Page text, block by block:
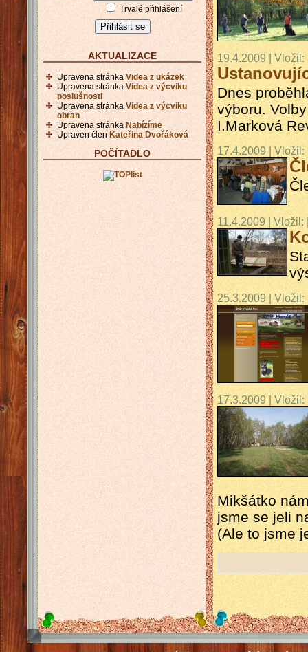
19.4.2009 | Vložil:
Dnes
výboru.
I.Marková
17.4.2009 | Vložil:
11.4.2009 | Vložil:
25.3.2009 | Vložil:
17.3.2009 | Vložil:
Mikšátko
jsme se jeli
(Ale to jsme
Trvalé přihlášení
AKTUALIZACE
Upravena stránka Videa z ukázek
Upravena stránka Videa z výcviku
poslušnosti
Upravena stránka Videa z výcviku
obran
Upravena stránka Nabízíme
Upraven člen Kateřina Dvořáková
POČÍTADLO